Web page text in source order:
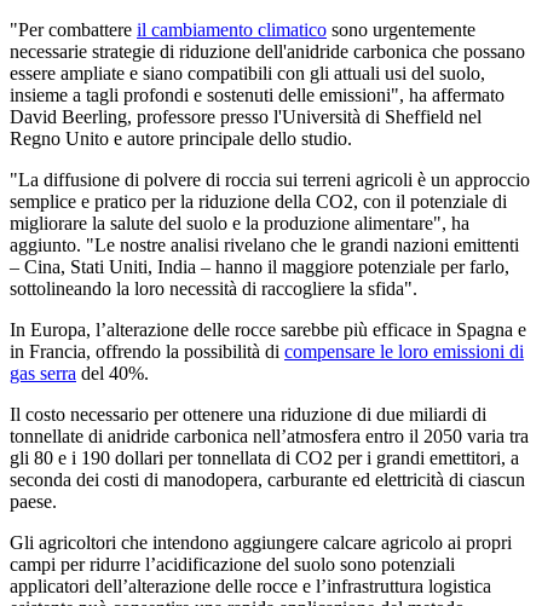
"Per combattere il cambiamento climatico sono urgentemente
necessarie strategie di riduzione dell'anidride carbonica che possano
essere ampliate e siano compatibili con gli attuali usi del suolo,
insieme a tagli profondi e sostenuti delle emissioni", ha affermato
David Beerling, professore presso l'Università di Sheffield nel
Regno Unito e autore principale dello studio.
"La diffusione di polvere di roccia sui terreni agricoli è un approccio
semplice e pratico per la riduzione della CO2, con il potenziale di
migliorare la salute del suolo e la produzione alimentare", ha
aggiunto. "Le nostre analisi rivelano che le grandi nazioni emittenti
– Cina, Stati Uniti, India – hanno il maggiore potenziale per farlo,
sottolineando la loro necessità di raccogliere la sfida".
In Europa, l’alterazione delle rocce sarebbe più efficace in Spagna e
in Francia, offrendo la possibilità di compensare le loro emissioni di
gas serra del 40%.
Il costo necessario per ottenere una riduzione di due miliardi di
tonnellate di anidride carbonica nell’atmosfera entro il 2050 varia tra
gli 80 e i 190 dollari per tonnellata di CO2 per i grandi emettitori, a
seconda dei costi di manodopera, carburante ed elettricità di ciascun
paese.
Gli agricoltori che intendono aggiungere calcare agricolo ai propri
campi per ridurre l’acidificazione del suolo sono potenziali
applicatori dell’alterazione delle rocce e l’infrastruttura logistica